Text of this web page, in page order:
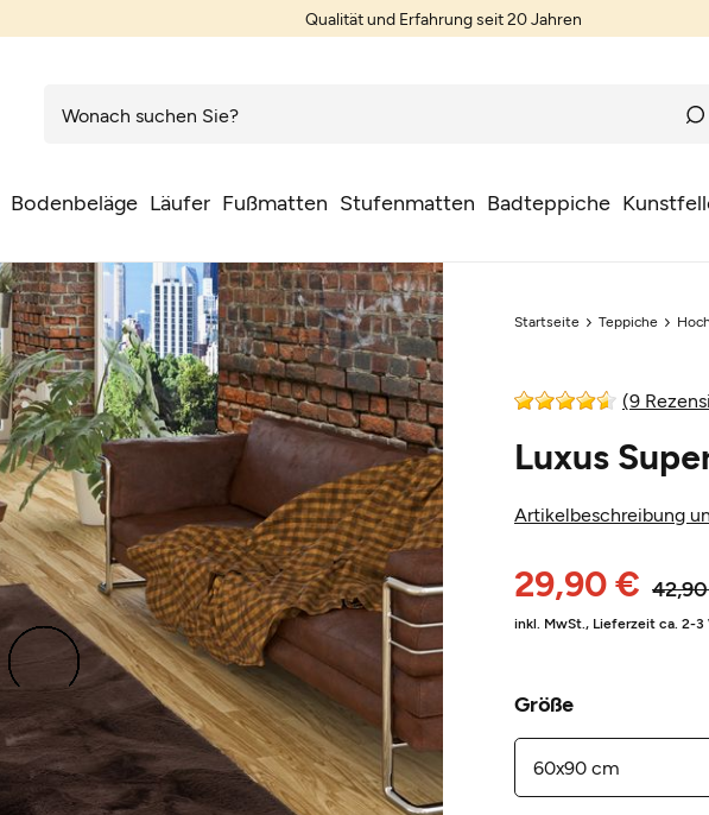
Qualität und Erfahrung seit 20 Jahren
Bodenbeläge Läufer Fußmatten Stufenmatten Badteppiche
Startseite Teppiche
(9
Luxus
Artikelbeschreibung
29,90 €
inkl. MwSt., Lieferzeit ca. 2-3
Größe